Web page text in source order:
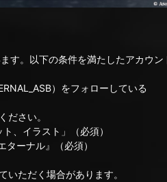
。以下の条件を満たしたアカウン
）をフォローしている
ださい。
、イラスト」（必須）
ターナル』（必須）
いただく場合があります。